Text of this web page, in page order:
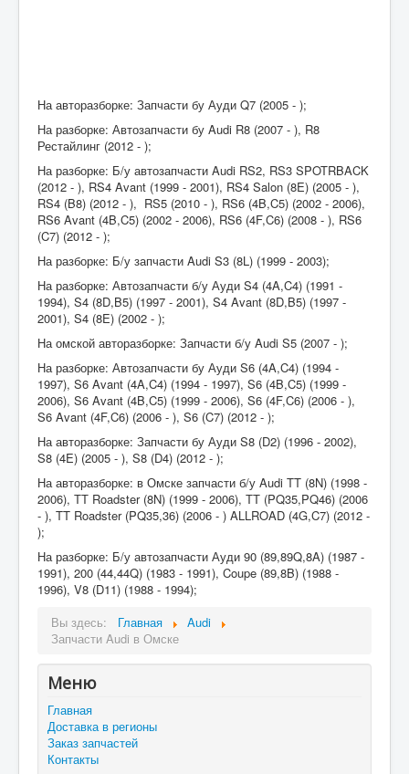
На авторазборке: Запчасти бу Ауди Q7 (2005 - );
На разборке: Автозапчасти бу Audi R8 (2007 - ), R8
Рестайлинг (2012 - );
На разборке: Б/у автозапчасти Audi RS2, RS3 SPOTRBACK
(2012 - ), RS4 Avant (1999 - 2001), RS4 Salon (8E) (2005 - ),
RS4 (B8) (2012 - ), RS5 (2010 - ), RS6 (4B,C5) (2002 - 2006),
RS6 Avant (4B,C5) (2002 - 2006), RS6 (4F,C6) (2008 - ), RS6
(C7) (2012 - );
На разборке: Б/у запчасти Audi S3 (8L) (1999 - 2003);
На разборке: Автозапчасти б/у Ауди S4 (4A,C4) (1991 -
1994), S4 (8D,B5) (1997 - 2001), S4 Avant (8D,B5) (1997 -
2001), S4 (8E) (2002 - );
На омской авторазборке: Запчасти б/у Audi S5 (2007 - );
На разборке: Автозапчасти бу Ауди S6 (4A,C4) (1994 -
1997), S6 Avant (4A,C4) (1994 - 1997), S6 (4B,C5) (1999 -
2006), S6 Avant (4B,C5) (1999 - 2006), S6 (4F,C6) (2006 - ),
S6 Avant (4F,C6) (2006 - ), S6 (C7) (2012 - );
На авторазборке: Запчасти бу Ауди S8 (D2) (1996 - 2002),
S8 (4E) (2005 - ), S8 (D4) (2012 - );
На авторазборке: в Омске запчасти б/у Audi TT (8N) (1998 -
2006), ТТ Roadster (8N) (1999 - 2006), ТТ (PQ35,PQ46) (2006
- ), TT Roadster (PQ35,36) (2006 - ) ALLROAD (4G,C7) (2012 -
);
На разборке: Б/у автозапчасти Ауди 90 (89,89Q,8A) (1987 -
1991), 200 (44,44Q) (1983 - 1991), Coupe (89,8B) (1988 -
1996), V8 (D11) (1988 - 1994);
Вы здесь:
Главная
Audi
Запчасти Audi в Омске
Меню
Главная
Доставка в регионы
Заказ запчастей
Контакты